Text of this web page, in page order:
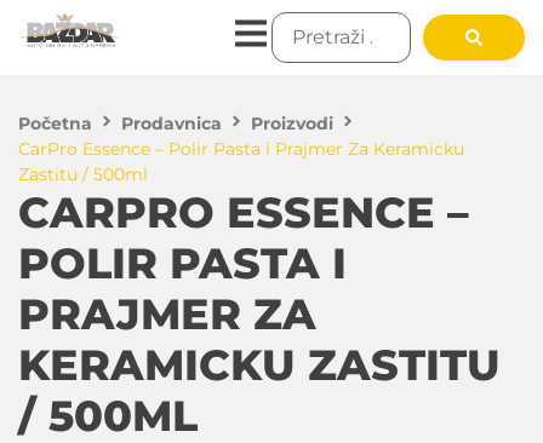
Početna Prodavnica
Proizvodi
CarPro Essence – Polir Pasta i Prajmer Za Keramicku
Zastitu / 500ml
CARPRO ESSENCE –
POLIR PASTA I
PRAJMER ZA
KERAMICKU ZASTITU
/ 500ML